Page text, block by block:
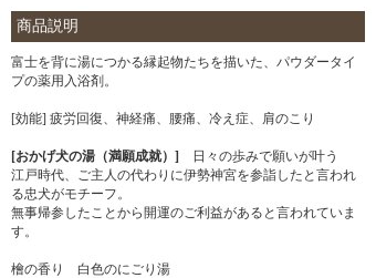
商品説明
富士を背に湯につかる縁起物たちを描いた、パウダータイ
プの薬用入浴剤。
[効能] 疲労回復、神経痛、腰痛、冷え症、肩のこり
[おかげ犬の湯（満願成就）]
日々の歩みで願いが叶う
江戸時代、ご主人の代わりに伊勢神宮を参詣したと言われ
る忠犬がモチーフ。
無事帰参したことから開運のご利益があると言われていま
す。
檜の香り 白色のにごり湯